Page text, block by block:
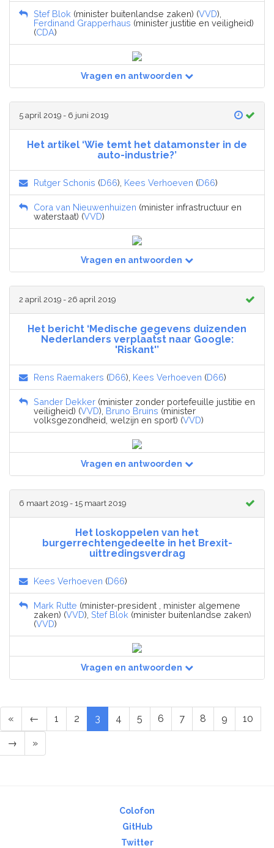
Stef Blok (minister buitenlandse zaken) (VVD),
Ferdinand Grapperhaus (minister justitie en veiligheid)
(CDA)
Vragen en antwoorden
5 april 2019 - 6 juni 2019
Het artikel ‘Wie temt het datamonster in de
auto-industrie?’
Rutger Schonis (D66), Kees Verhoeven (D66)
Cora van Nieuwenhuizen (minister infrastructuur en
waterstaat) (VVD)
Vragen en antwoorden
2 april 2019 - 26 april 2019
Het bericht ‘Medische gegevens duizenden
Nederlanders verplaatst naar Google:
'Riskant'’
Rens Raemakers (D66), Kees Verhoeven (D66)
Sander Dekker (minister zonder portefeuille justitie en
veiligheid) (VVD), Bruno Bruins (minister
volksgezondheid, welzijn en sport) (VVD)
Vragen en antwoorden
6 maart 2019 - 15 maart 2019
Het loskoppelen van het
burgerrechtengedeelte in het Brexit-
uittredingsverdrag
Kees Verhoeven (D66)
Mark Rutte (minister-president , minister algemene
zaken) (VVD), Stef Blok (minister buitenlandse zaken)
(VVD)
Vragen en antwoorden
« ← 1 2 3 4 5 6 7 8 9 10
→ »
Colofon
GitHub
Twitter